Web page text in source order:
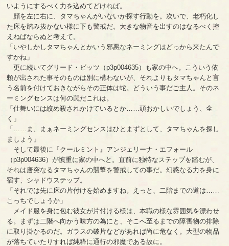
いようにするべく力を込めてどければ。
顔を左に右に、タマちゃんがいないか探す行動を。次いで、老朽化し
た床を踏み抜かない様に下も警戒だ。大きな物音を出すのはなるべく控
えねばならぬと考えて。
「いやしかしタマちゃんとかいう邪悪なネーミングはどっから来たんで
すかね」
更に続いてグリード・ビッツ（p3p004635）も家の中へ。こういう依
頼が出された事そのものは別に構わないが、それよりもタマちゃんと言
う名前を付けておきながらその正体は蛇。どういう事だご主人。そのネ
ーミングセンスは何の罠だこれは。
「仕舞いには絞め殺されかけているとか……頭おかしいでしょう、全
く」
「……ま、まぁネーミングセンスはひとまずとして、タマちゃんを探し
ましょう」
そして最後に『クールミント』アンジェリーナ・エフォール
（p3p004636）が慎重に家の中へと。直前に独特なステップを踏むが、
それは唐突なるタマちゃんの襲撃を警戒しての事だ。幻惑なる力を身に
宿す、シャドウステップ。
「それでは先に床の片付けを始めますね。えっと、二階までの道は……
こっちでしょうか」
メイド服を身に包む彼女が片付ける様は、本職の様な雰囲気を漂わせ
る。まずは二階へ向かう味方の為にと、そこへ至るまでの障害物の排除
に取り掛かるのだ。ガラスの破片などがあれば尚に危なく。大型の物品
が落ちていたりすれば純粋に通行の邪魔である故に。